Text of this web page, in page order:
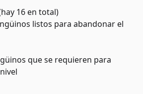
16 en total)
listos para abandonar el
que se requieren para